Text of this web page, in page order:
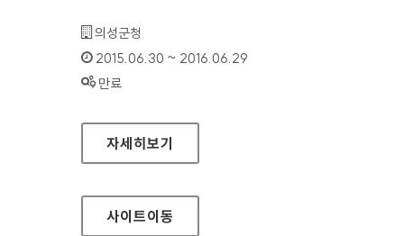
기관명 :
의성군청
인증기간 :
2015.06.30 ~ 2016.06.29
상태 :
만료
의성군청 홈페이지
자세히보기
사이트이동